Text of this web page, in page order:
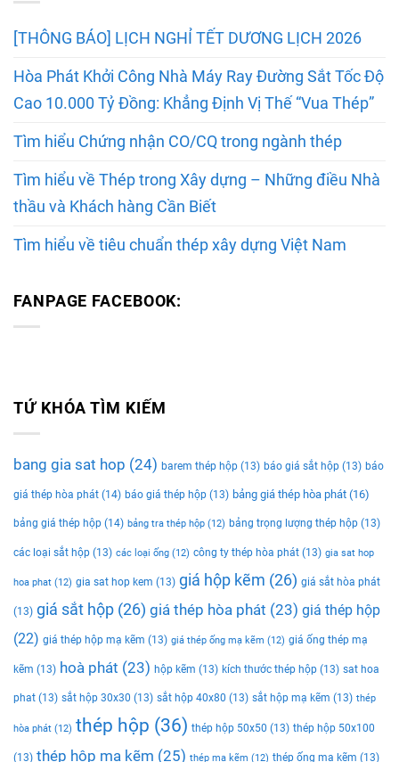
[THÔNG BÁO] LỊCH NGHỈ TẾT DƯƠNG LỊCH 2026
Hòa Phát Khởi Công Nhà Máy Ray Đường Sắt Tốc Độ
Cao 10.000 Tỷ Đồng: Khẳng Định Vị Thế “Vua Thép”
Tìm hiểu Chứng nhận CO/CQ trong ngành thép
Tìm hiểu về Thép trong Xây dựng – Những điều Nhà
thầu và Khách hàng Cần Biết
Tìm hiểu về tiêu chuẩn thép xây dựng Việt Nam
FANPAGE FACEBOOK:
TỨ KHÓA TÌM KIẾM
bang gia sat hop (24) barem thép hộp (13) báo giá sắt hộp (13) báo
giá thép hòa phát (14) báo giá thép hộp (13) bảng giá thép hòa phát (16)
bảng giá thép hộp (14) bảng tra thép hộp (12) bảng trọng lượng thép hộp (13)
các loại sắt hộp (13) các loại ống (12) công ty thép hòa phát (13) gia sat hop
hoa phat (12) gia sat hop kem (13) giá hộp kẽm (26) giá sắt hòa phát
(13) giá sắt hộp (26) giá thép hòa phát (23) giá thép hộp
(22) giá thép hộp mạ kẽm (13) giá thép ống mạ kẽm (12) giá ống thép mạ
kẽm (13) hoà phát (23) hộp kẽm (13) kích thước thép hộp (13) sat hoa
phat (13) sắt hộp 30x30 (13) sắt hộp 40x80 (13) sắt hộp mạ kẽm (13) thép
hòa phát (12) thép hộp (36) thép hộp 50x50 (13) thép hộp 50x100
(13) thép hộp mạ kẽm (25) thép mạ kẽm (12) thép ống mạ kẽm (13)